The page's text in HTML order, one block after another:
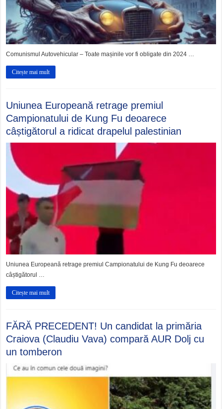
Comunismul Autovehicular – Toate mașinile vor fi obligate din 2024 …
Citește mai mult
Uniunea Europeană retrage premiul
Campionatului de Kung Fu deoarece
câștigătorul a ridicat drapelul palestinian
Uniunea Europeană retrage premiul Campionatului de Kung Fu deoarece
câștigătorul …
Citește mai mult
FĂRĂ PRECEDENT! Un candidat la primăria
Craiova (Claudiu Vava) compară AUR Dolj cu
un tomberon